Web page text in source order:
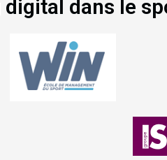
dans le